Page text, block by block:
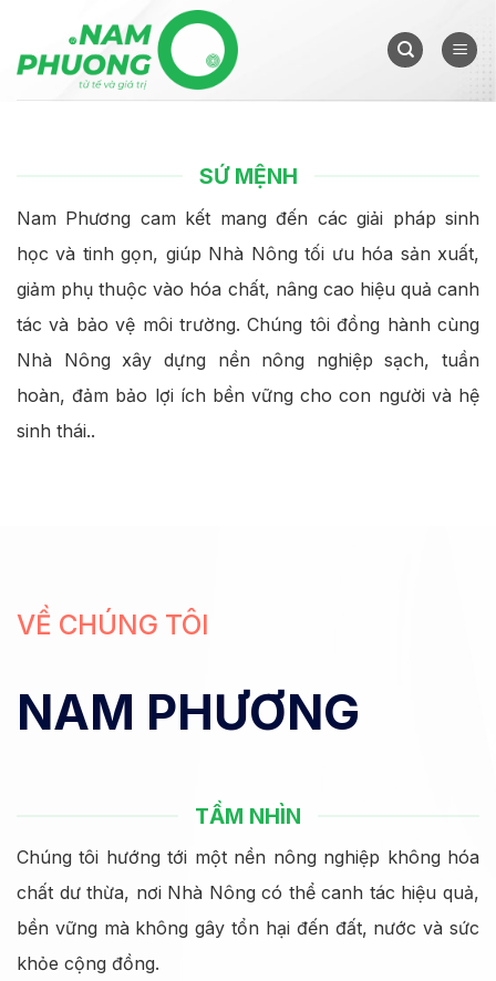
content
SỨ MỆNH
Nam Phương cam kết mang đến các giải pháp sinh
học và tinh gọn, giúp Nhà Nông tối ưu hóa sản xuất,
giảm phụ thuộc vào hóa chất, nâng cao hiệu quả canh
tác và bảo vệ môi trường. Chúng tôi đồng hành cùng
Nhà Nông xây dựng nền nông nghiệp sạch, tuần
hoàn, đảm bảo lợi ích bền vững cho con người và hệ
sinh thái..
VỀ CHÚNG TÔI
NAM PHƯƠNG
TẦM NHÌN
Chúng tôi hướng tới một nền nông nghiệp không hóa
chất dư thừa, nơi Nhà Nông có thể canh tác hiệu quả,
bền vững mà không gây tổn hại đến đất, nước và sức
khỏe cộng đồng.